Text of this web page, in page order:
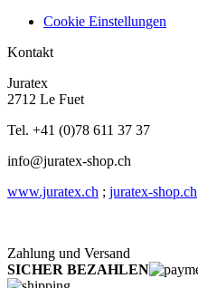
Cookie Einstellungen
Kontakt
Juratex
2712 Le Fuet
Tel. +41 (0)78 611 37 37
info@juratex-shop.ch
www.juratex.ch ; juratex-shop.ch
Zahlung und Versand
SICHER BEZAHLEN